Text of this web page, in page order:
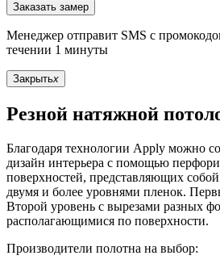
Заказать замер
Менеджер отправит SMS с
течении 1 минуты
Закрытьx
Резной натяжной
Благодаря технологии Apply можно
дизайн интерьера с помощью
поверхностей, представляющих
двумя и более уровнями пленок.
Второй уровень с вырезами разных
располагающимися по поверхности.
Производители полотна на выбор: